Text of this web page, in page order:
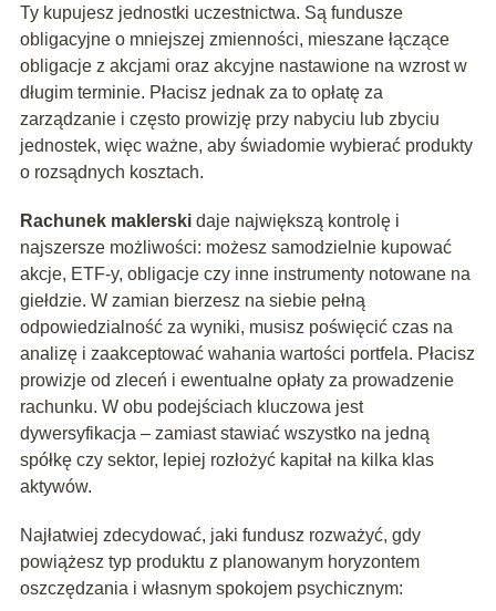
Ty kupujesz jednostki uczestnictwa. Są fundusze
obligacyjne o mniejszej zmienności, mieszane łączące
obligacje z akcjami oraz akcyjne nastawione na wzrost w
długim terminie. Płacisz jednak za to opłatę za
zarządzanie i często prowizję przy nabyciu lub zbyciu
jednostek, więc ważne, aby świadomie wybierać produkty
o rozsądnych kosztach.
Rachunek maklerskidaje największą kontrolę i
najszersze możliwości: możesz samodzielnie kupować
akcje, ETF-y, obligacje czy inne instrumenty notowane na
giełdzie. W zamian bierzesz na siebie pełną
odpowiedzialność za wyniki, musisz poświęcić czas na
analizę i zaakceptować wahania wartości portfela. Płacisz
prowizje od zleceń i ewentualne opłaty za prowadzenie
rachunku. W obu podejściach kluczowa jest
dywersyfikacja – zamiast stawiać wszystko na jedną
spółkę czy sektor, lepiej rozłożyć kapitał na kilka klas
aktywów.
Najłatwiej zdecydować, jaki fundusz rozważyć, gdy
powiążesz typ produktu z planowanym horyzontem
oszczędzania i własnym spokojem psychicznym: